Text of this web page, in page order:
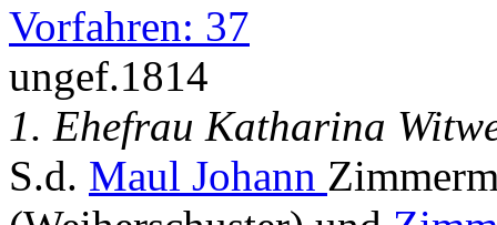
Vorfahren: 37
ungef.1814
1. Ehefrau Katharina
S.d. Maul Johann